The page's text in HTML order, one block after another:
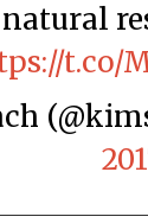
natural
t.co/